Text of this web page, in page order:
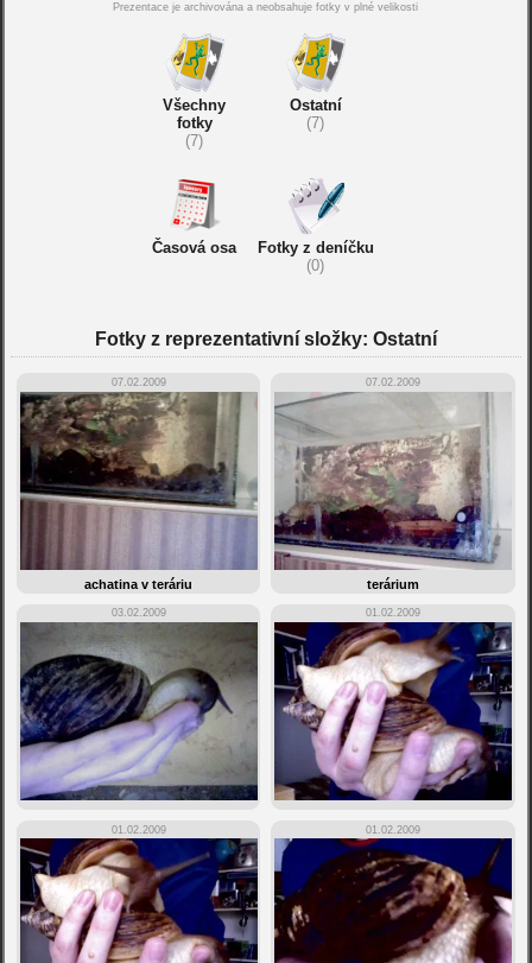
Prezentace je archivována a neobsahuje fotky v plné velikosti
Všechny
fotky
(7)
Ostatní
(7)
Časová osa
Fotky z deníčku
(0)
Fotky z reprezentativní složky: Ostatní
07.02.2009
achatina v teráriu
07.02.2009
terárium
03.02.2009 01.02.2009
01.02.2009 01.02.2009